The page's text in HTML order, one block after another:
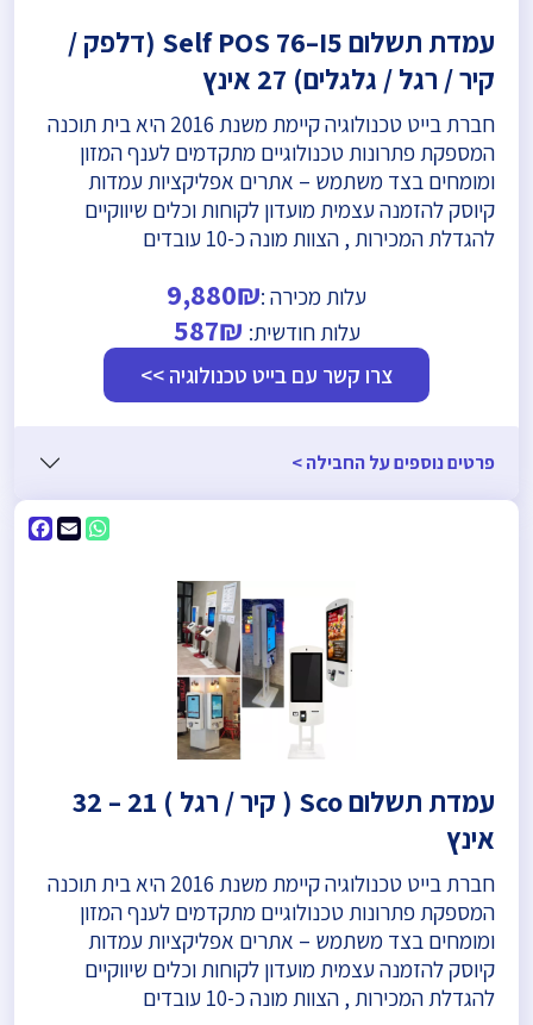
עמדת תשלום Self POS 76–I5 (דלפק /
קיר / רגל / גלגלים) 27 אינץ
חברת בייט טכנולוגיה קיימת משנת 2016 היא בית תוכנה
המספקת פתרונות טכנולוגיים מתקדמים לענף המזון
ומומחים בצד משתמש – אתרים אפליקציות עמדות
קיוסק להזמנה עצמית מועדון לקוחות וכלים שיווקיים
להגדלת המכירות , הצוות מונה כ-10 עובדים
עלות מכירה :9,880₪
עלות חודשית:
צרו קשר עם בייט טכנולוגיה >>
פרטים נוספים על החבילה >
Email
WhatsApp
עמדת תשלום Sco ( קיר / רגל ) 21 – 32
אינץ
חברת בייט טכנולוגיה קיימת משנת 2016 היא בית תוכנה
המספקת פתרונות טכנולוגיים מתקדמים לענף המזון
ומומחים בצד משתמש – אתרים אפליקציות עמדות
קיוסק להזמנה עצמית מועדון לקוחות וכלים שיווקיים
להגדלת המכירות , הצוות מונה כ-10 עובדים